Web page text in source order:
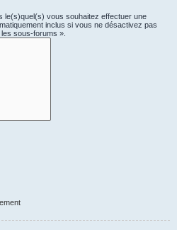
le(s)quel(s) vous souhaitez effectuer une
inclus si vous ne désactivez pas
sous-forums ».